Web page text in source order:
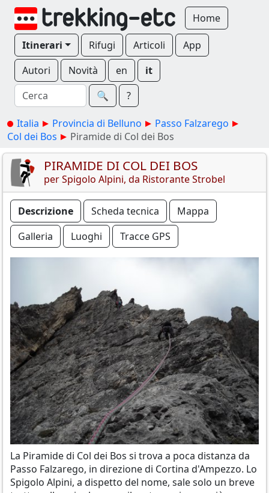
Home
Itinerari Rifugi Articoli
App
Autori
Novità en
it
🔍︎
?
Italia Provincia di Belluno
Passo Falzarego
Col dei Bos
Piramide di Col dei Bos
PIRAMIDE DI COL DEI BOS
per Spigolo Alpini, da Ristorante Strobel
Descrizione Scheda tecnica
Mappa
Galleria
Luoghi Tracce GPS
La Piramide di Col dei Bos si trova a poca distanza da
Passo Falzarego, in direzione di Cortina d'Ampezzo. Lo
Spigolo Alpini, a dispetto del nome, sale solo un breve